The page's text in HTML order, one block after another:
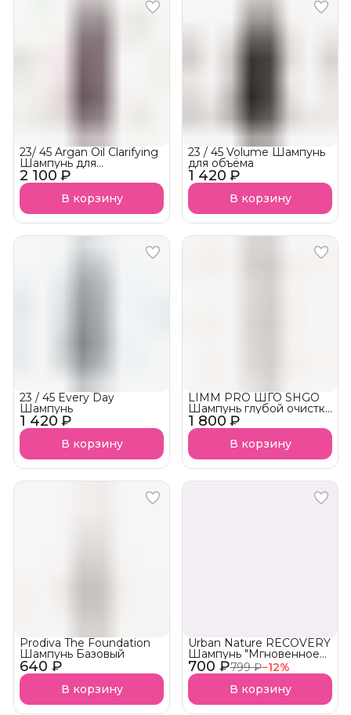
2 100 ₽
23/ 45 Argan Oil Clarifying
Шампунь для
поврежденных и
окрашенных волос
В корзину
1 420 ₽
23 / 45 Volume Шампунь
для объёма
В корзину
1 420 ₽
23 / 45 Every Day
Шампунь
В корзину
1 800 ₽
LIMM PRO ШГО SHGO
Шампунь глубой очистки
для ботокса и кератина
В корзину
640 ₽
Prodiva The Foundation
Шампунь Базовый
В корзину
700 ₽799 ₽−12%
Urban Nature RECOVERY
Шампунь "Мгновенное
восстановление"
В корзину